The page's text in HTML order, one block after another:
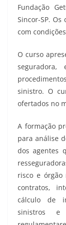
Fundação
Sincor-SP.
com
O curso
sinistro. O
ofertados no
A formação
para análise
dos agentes
risco e
contratos,
cálculo de
sinistros